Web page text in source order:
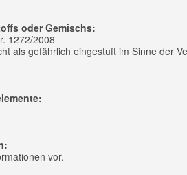
oder Gemischs:
1272/2008
als gefährlich eingestuft im Sinne der
vor.